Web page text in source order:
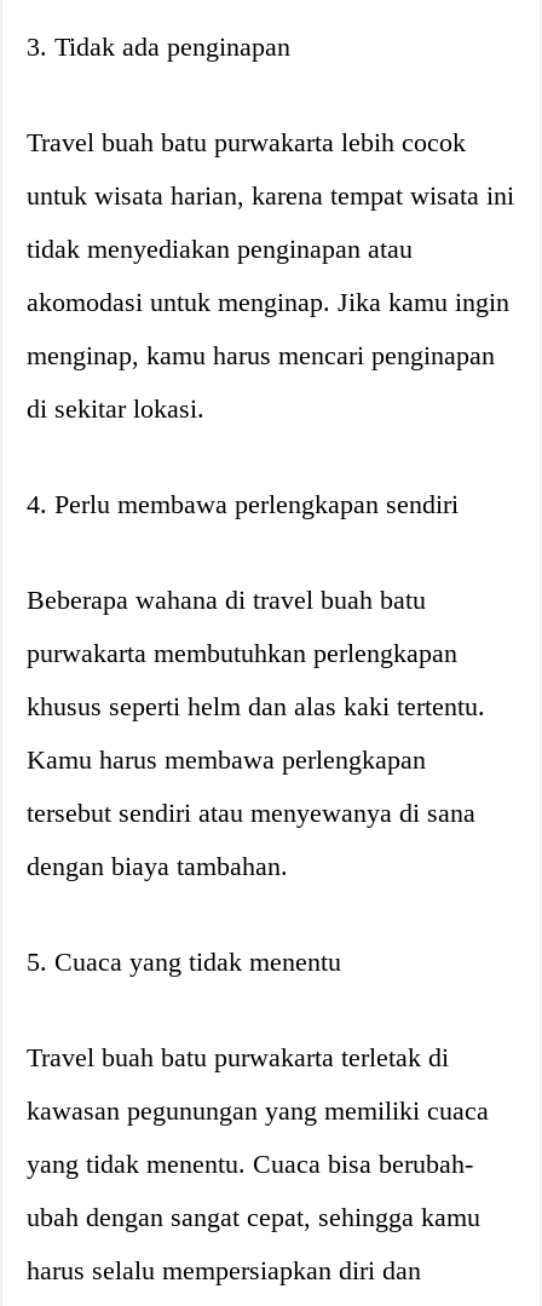
3. Tidak ada penginapan
Travel buah batu purwakarta lebih cocok
untuk wisata harian, karena tempat wisata ini
tidak menyediakan penginapan atau
akomodasi untuk menginap. Jika kamu ingin
menginap, kamu harus mencari penginapan
di sekitar lokasi.
4. Perlu membawa perlengkapan sendiri
Beberapa wahana di travel buah batu
purwakarta membutuhkan perlengkapan
khusus seperti helm dan alas kaki tertentu.
Kamu harus membawa perlengkapan
tersebut sendiri atau menyewanya di sana
dengan biaya tambahan.
5. Cuaca yang tidak menentu
Travel buah batu purwakarta terletak di
kawasan pegunungan yang memiliki cuaca
yang tidak menentu. Cuaca bisa berubah-
ubah dengan sangat cepat, sehingga kamu
harus selalu mempersiapkan diri dan